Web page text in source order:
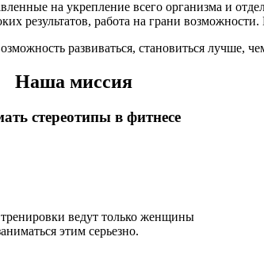
на укрепление всего организма и
результатов, работа на грани возможности.
развиваться, становиться лучше,
Наша миссия
стереотипы в фитнесе
ведут только женщины
этим серьезно.